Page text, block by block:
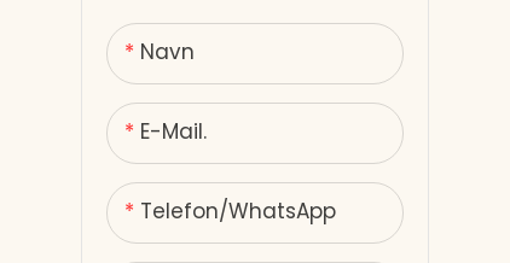
Røde lysterapi-tøfler
Rød lysterapi-hætte
Fjern infrarød
skønhedsslank enhed
Navn
E-Mail.
Telefon/whatsApp